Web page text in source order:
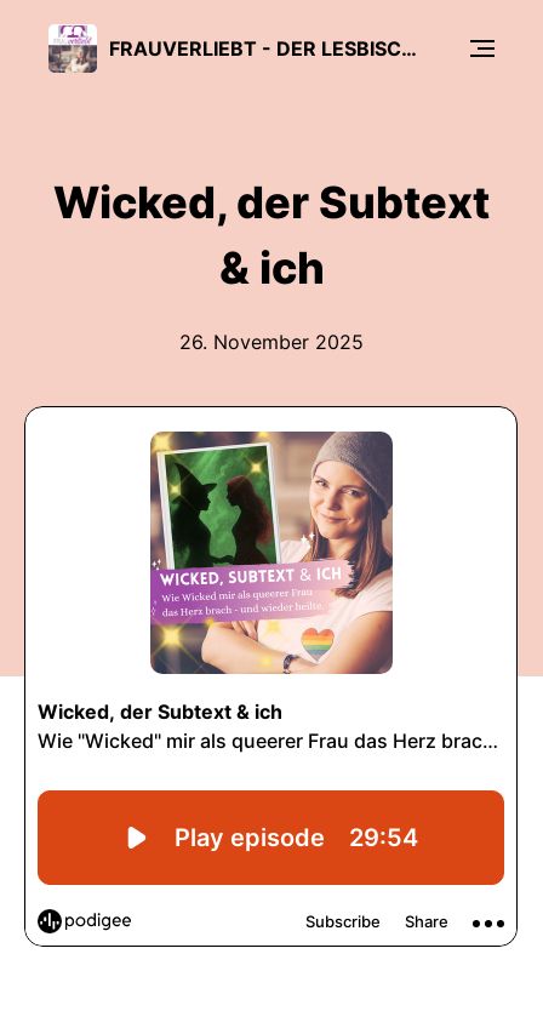
FRAUVERLIEBT - DER LESBISCHE PODCAST MIT LINA KAISER
Wicked, der Subtext
& ich
26. November 2025